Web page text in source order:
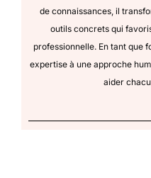
de connaissances, il
outils concrets qui
professionnelle. En tant que
expertise à une approche
aider